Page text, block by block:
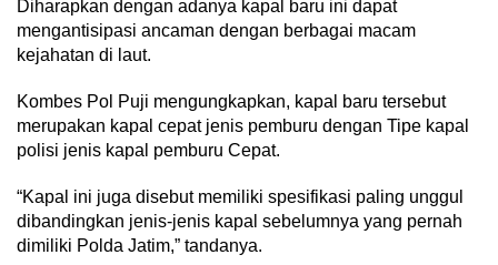
Diharapkan dengan adanya kapal baru ini dapat
mengantisipasi ancaman dengan berbagai macam
kejahatan di laut.
Kombes Pol Puji mengungkapkan, kapal baru tersebut
merupakan kapal cepat jenis pemburu dengan Tipe kapal
polisi jenis kapal pemburu Cepat.
“Kapal ini juga disebut memiliki spesifikasi paling unggul
dibandingkan jenis-jenis kapal sebelumnya yang pernah
dimiliki Polda Jatim,” tandanya.